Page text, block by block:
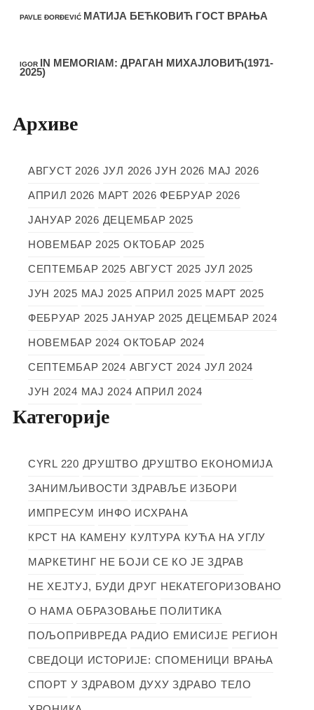
PAVLE ĐORĐEVIĆ МАТИЈА БЕЋКОВИЋ ГОСТ ВРАЊА
IGOR IN MEMORIAM: ДРАГАН МИХАЈЛОВИЋ(1971-
2025)
Архиве
АВГУСТ 2026 ЈУЛ 2026 ЈУН 2026 МАЈ 2026
АПРИЛ 2026 МАРТ 2026 ФЕБРУАР 2026
ЈАНУАР 2026 ДЕЦЕМБАР 2025
НОВЕМБАР 2025 ОКТОБАР 2025
СЕПТЕМБАР 2025 АВГУСТ 2025 ЈУЛ 2025
ЈУН 2025 МАЈ 2025 АПРИЛ 2025 МАРТ 2025
ФЕБРУАР 2025 ЈАНУАР 2025 ДЕЦЕМБАР 2024
НОВЕМБАР 2024 ОКТОБАР 2024
СЕПТЕМБАР 2024 АВГУСТ 2024 ЈУЛ 2024
ЈУН 2024 МАЈ 2024 АПРИЛ 2024
Категорије
CYRL 220 ДРУШТВО ДРУШТВО ЕКОНОМИЈА
ЗАНИМЉИВОСТИ ЗДРАВЉЕ ИЗБОРИ
ИМПРЕСУМ ИНФО ИСХРАНА
КРСТ НА КАМЕНУ КУЛТУРА КУЋА НА УГЛУ
МАРКЕТИНГ НЕ БОЈИ СЕ КО ЈЕ ЗДРАВ
НЕ ХЕЈТУЈ, БУДИ ДРУГ НЕКАТЕГОРИЗОВАНО
О НАМА ОБРАЗОВАЊЕ ПОЛИТИКА
ПОЉОПРИВРЕДА РАДИО ЕМИСИЈЕ РЕГИОН
СВЕДОЦИ ИСТОРИЈЕ: СПОМЕНИЦИ ВРАЊА
СПОРТ У ЗДРАВОМ ДУХУ ЗДРАВО ТЕЛО